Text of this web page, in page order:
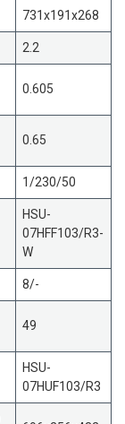
731x191x268
2.2
0.605
0.65
1/230/50
HSU-
07HFF103/R3-
W
8/-
49
HSU-
07HUF103/R3